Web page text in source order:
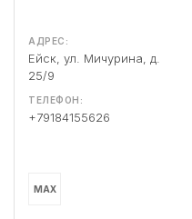
АДРЕС:
Ейск, ул. Мичурина, д.
25/9
ТЕЛЕФОН:
+79184155626
MAX